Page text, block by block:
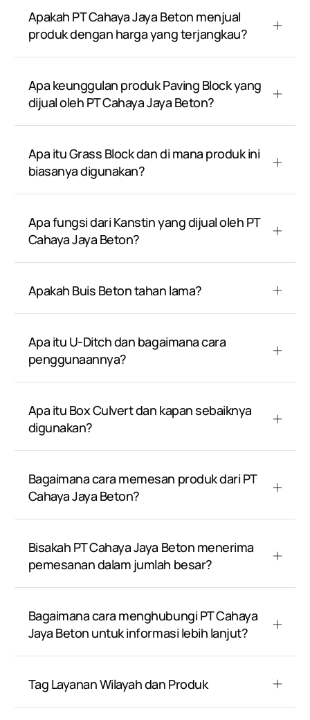
Apakah PT Cahaya Jaya Beton menjual
produk dengan harga yang terjangkau?
Apa keunggulan produk Paving Block yang
dijual oleh PT Cahaya Jaya Beton?
Apa itu Grass Block dan di mana produk ini
biasanya digunakan?
Apa fungsi dari Kanstin yang dijual oleh PT
Cahaya Jaya Beton?
Apakah Buis Beton tahan lama?
Apa itu U-Ditch dan bagaimana cara
penggunaannya?
Apa itu Box Culvert dan kapan sebaiknya
digunakan?
Bagaimana cara memesan produk dari PT
Cahaya Jaya Beton?
Bisakah PT Cahaya Jaya Beton menerima
pemesanan dalam jumlah besar?
Bagaimana cara menghubungi PT Cahaya
Jaya Beton untuk informasi lebih lanjut?
Tag Layanan Wilayah dan Produk